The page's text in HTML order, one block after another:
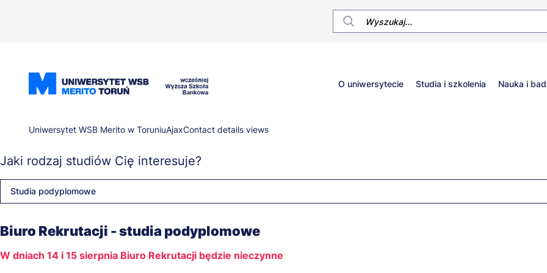
Główne
O uniwersytecie Studia i szkolenia Nauka i
Ścieżka
nawigacyjna
Uniwersytet WSB Merito w ToruniuAjaxContact details views
Jaki rodzaj studiów Cię interesuje?
Studia podyplomowe
Biuro Rekrutacji - studia podyplomowe
W dniach 14 i 15 sierpnia Biuro Rekrutacji będzie nieczynne